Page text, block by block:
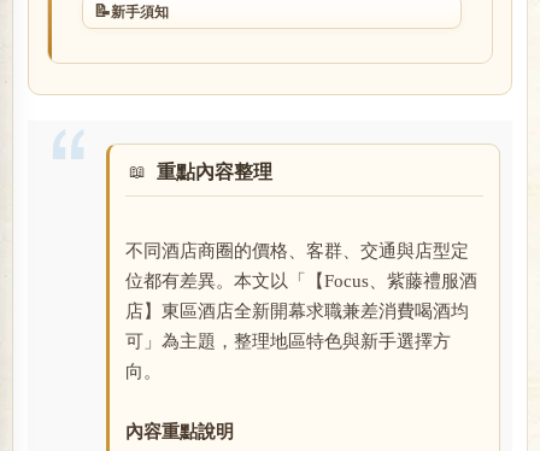
📝新手須知
重點內容整理
不同酒店商圈的價格、客群、交通與店型定
位都有差異。本文以「【Focus、紫藤禮服酒
店】東區酒店全新開幕求職兼差消費喝酒均
可」為主題，整理地區特色與新手選擇方
向。
內容重點說明